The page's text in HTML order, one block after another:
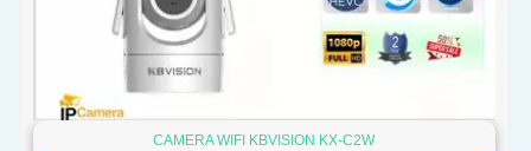
CAMERA WIFI KBVISION KX-C2W